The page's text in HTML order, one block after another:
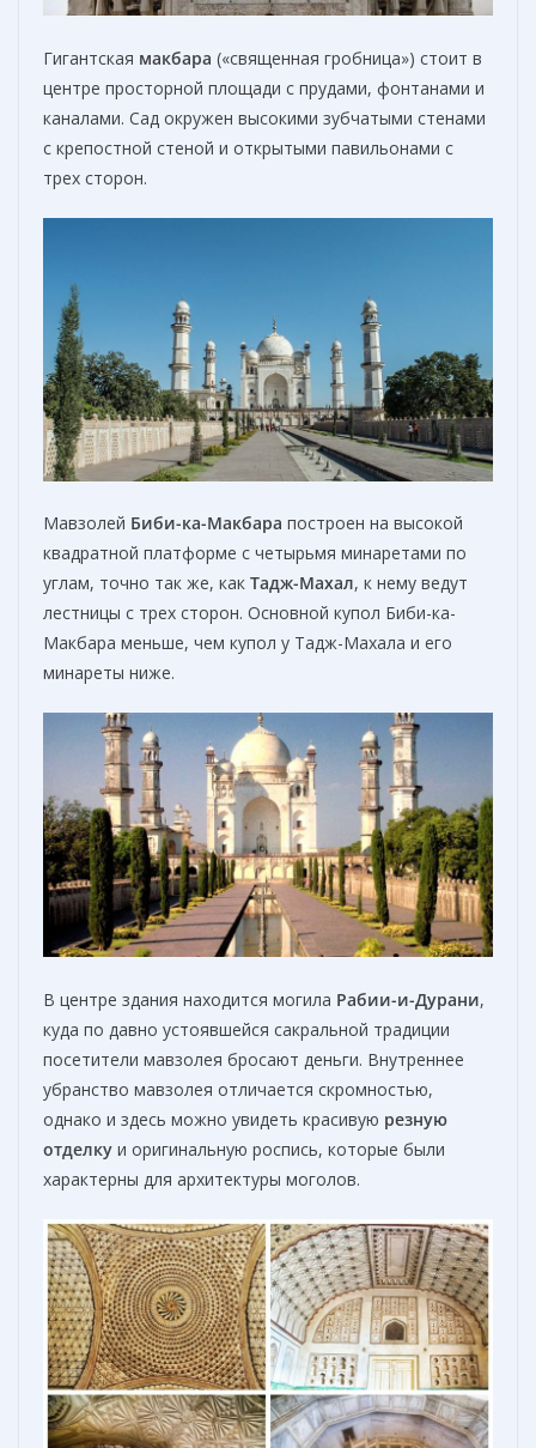
Гигантская макбара («священная гробница») стоит в
центре просторной площади с прудами, фонтанами и
каналами. Сад окружен высокими зубчатыми стенами
с крепостной стеной и открытыми павильонами с
трех сторон.
Мавзолей Биби-ка-Maкбара построен на высокой
квадратной платформе с четырьмя минаретами по
углам, точно так же, как Тадж-Махал, к нему ведут
лестницы с трех сторон. Основной купол Биби-ка-
Maкбара меньше, чем купол у Тадж-Махала и его
минареты ниже.
В центре здания находится могила Рабии-и-Дурани,
куда по давно устоявшейся сакральной традиции
посетители мавзолея бросают деньги. Внутреннее
убранство мавзолея отличается скромностью,
однако и здесь можно увидеть красивую резную
отделку и оригинальную роспись, которые были
характерны для архитектуры моголов.